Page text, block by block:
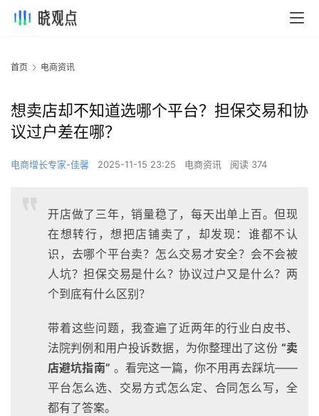
首页 电商资讯
想卖店却不知道选哪个平台？担保交易和协
议过户差在哪？
电商增长专家-佳馨 2025-11-15 23:25 电商资讯 阅读 374
开店做了三年，销量稳了，每天出单上百。但现
在想转行，想把店铺卖了，却发现：谁都不认
识，去哪个平台卖？怎么交易才安全？会不会被
人坑？担保交易是什么？协议过户又是什么？两
个到底有什么区别？
带着这些问题，我查遍了近两年的行业白皮书、
法院判例和用户投诉数据，为你整理出了这份 “卖
店避坑指南” 。看完这一篇，你不用再去踩坑——
平台怎么选、交易方式怎么定、合同怎么写，全
都有了答案。